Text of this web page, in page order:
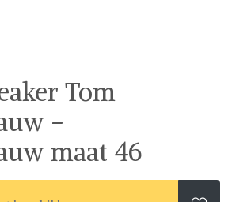
Tom
-
maat 46